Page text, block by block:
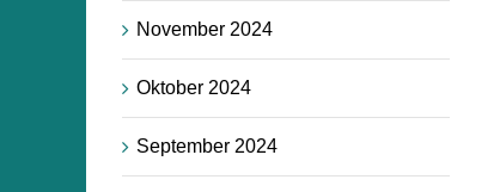
November 2024
Oktober 2024
September 2024